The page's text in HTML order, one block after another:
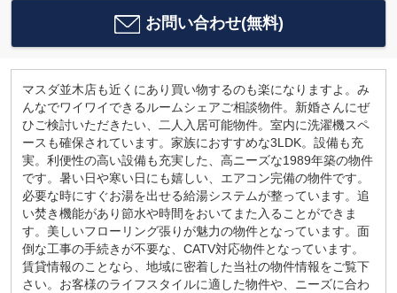
お問い合わせ(無料)
マスダ並木店も近くにあり買い物するのも楽になりますよ。み
んなでワイワイできるルームシェアご相談物件。新婚さんにぜ
ひご検討いただきたい、二人入居可能物件。室内に洗濯機スペ
ースも確保されています。家族におすすめな3LDK。設備も充
実。利便性の高い設備も充実した、高ニーズな1989年築の物件
です。暑い日や寒い日にも嬉しい、エアコン完備の物件です。
必要な時にすぐお湯を出せる給湯システムが整っています。追
い焚き機能があり節水や時間をおいてまた入ることができま
す。美しいフローリング張りが魅力の物件となっています。面
倒な工事の手続きが不要な、CATV対応物件となっています。
賃貸情報のことなら、地域に密着した当社の物件情報をご覧下
さい。お客様のライフスタイルに適した物件や、ニーズに合わ